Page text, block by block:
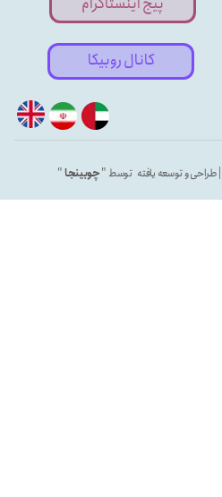
و توسعه یافته توسط "چوبینجا"
کانال روبیکا